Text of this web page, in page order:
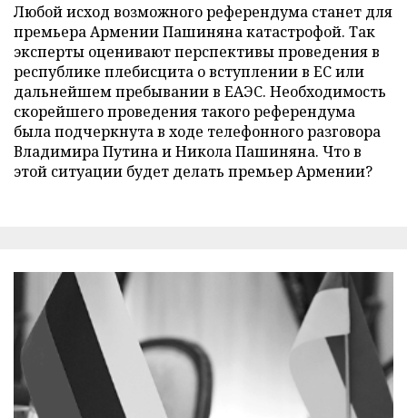
Любой исход возможного референдума станет для
премьера Армении Пашиняна катастрофой. Так
эксперты оценивают перспективы проведения в
республике плебисцита о вступлении в ЕС или
дальнейшем пребывании в ЕАЭС. Необходимость
скорейшего проведения такого референдума
была подчеркнута в ходе телефонного разговора
Владимира Путина и Никола Пашиняна. Что в
этой ситуации будет делать премьер Армении?